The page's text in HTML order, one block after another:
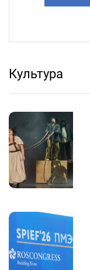
Культура